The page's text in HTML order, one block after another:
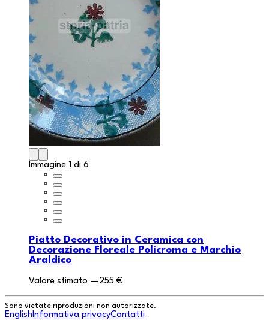
Immagine 1 di 6
Piatto Decorativo in Ceramica con
Decorazione Floreale Policroma e Marchio
Araldico
Valore stimato —255 €
Sono vietate riproduzioni non autorizzate.
English Informativa privacyContatti